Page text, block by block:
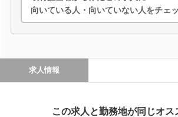
向いている人・向いていない人をチェ
求人情報
この求人と勤務地が同じオス